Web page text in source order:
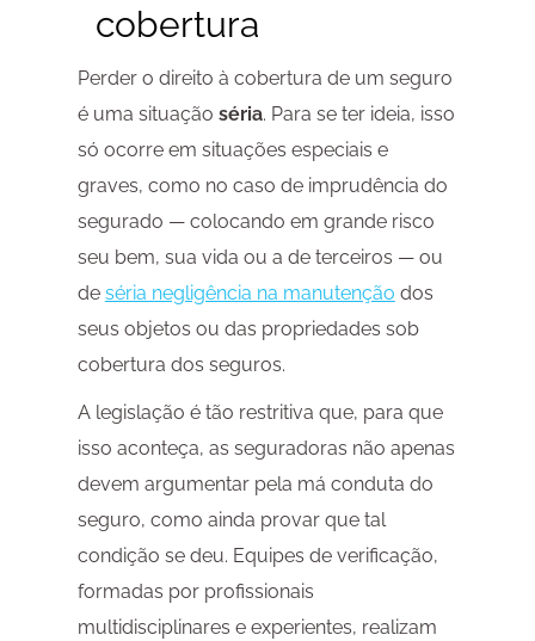
cobertura
Perder o direito à cobertura de um seguro
é uma situação séria. Para se ter ideia, isso
só ocorre em situações especiais e
graves, como no caso de imprudência do
segurado — colocando em grande risco
seu bem, sua vida ou a de terceiros — ou
de séria negligência na manutenção dos
seus objetos ou das propriedades sob
cobertura dos seguros.
A legislação é tão restritiva que, para que
isso aconteça, as seguradoras não apenas
devem argumentar pela má conduta do
seguro, como ainda provar que tal
condição se deu. Equipes de verificação,
formadas por profissionais
multidisciplinares e experientes, realizam